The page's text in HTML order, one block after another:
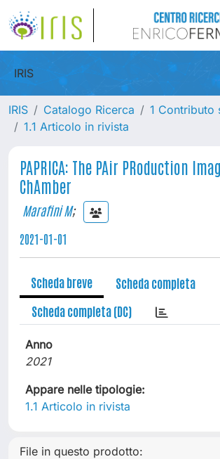
IRIS
IRIS Catalogo Ricerca
1 Contributo
1.1 Articolo in rivista
PAPRICA: The PAir PRoduction
ChAmber
Marafini M;
2021-01-01
Scheda breve
Scheda completa
Scheda completa (DC)
Anno
2021
Appare nelle tipologie:
1.1 Articolo in rivista
File in questo prodotto: